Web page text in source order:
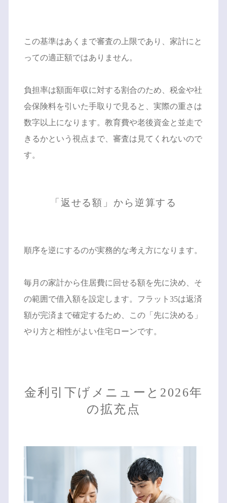
この基準はあくまで審査の上限であり、家計にと
っての適正額ではありません。
負担率は額面年収に対する割合のため、税金や社
会保険料を引いた手取りで見ると、実際の重さは
数字以上になります。教育費や老後資金と並走で
きるかという視点まで、審査は見てくれないので
す。
「返せる額」から逆算する
順序を逆にするのが実務的な考え方になります。
毎月の家計から住居費に回せる額を先に決め、そ
の範囲で借入額を設定します。フラット35は返済
額が完済まで確定するため、この「先に決める」
やり方と相性がよい住宅ローンです。
金利引下げメニューと2026年
の拡充点